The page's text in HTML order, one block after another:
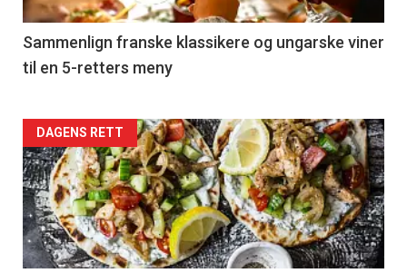
5
Sammenlign franske klassikere og ungarske viner
til en 5-retters meny
Forsiden
akkurat
nå
-
DAGENS RETT